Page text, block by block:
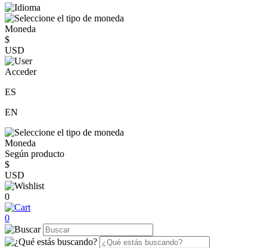
Moneda
$
USD
Acceder
ES
EN
Moneda
Según producto
$
USD
0
0